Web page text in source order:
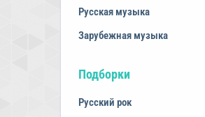
Русская музыка
Зарубежная музыка
Подборки
Русский рок